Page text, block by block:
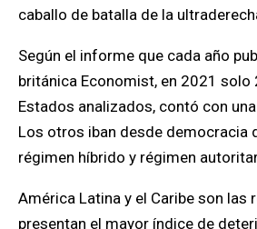
caballo de batalla de la
Según el informe que cada año publica la revista
británica Economist, en 2021 solo
Estados analizados, contó con
Los otros iban desde democracia
régimen híbrido y régimen
América Latina y el Caribe son las regiones que
presentan el mayor índice de